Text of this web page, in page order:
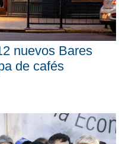
nuevos Bares
de cafés